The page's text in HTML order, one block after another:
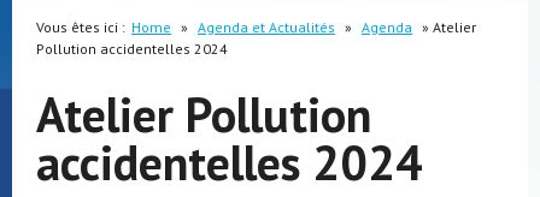
Vous êtes ici : Home » Agenda et Actualités » Agenda » Atelier
Pollution accidentelles 2024
Atelier Pollution
accidentelles 2024